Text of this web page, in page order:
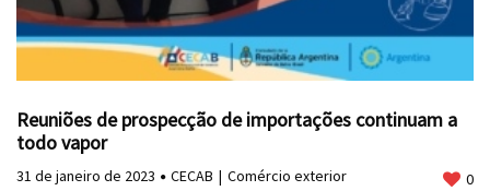
Reuniões de prospecção de importações continuam a
todo vapor
31 de janeiro de 2023 CECAB Comércio exterior 0